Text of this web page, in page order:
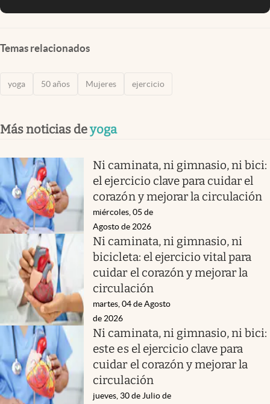
Temas relacionados
yoga 50 años Mujeres ejercicio
Más noticias deyoga
Ni caminata, ni gimnasio, ni bici:
el ejercicio clave para cuidar el
corazón y mejorar la circulación
miércoles, 05 de
Agosto de 2026
Ni caminata, ni gimnasio, ni
bicicleta: el ejercicio vital para
cuidar el corazón y mejorar la
circulación
martes, 04 de Agosto
de 2026
Ni caminata, ni gimnasio, ni bici:
este es el ejercicio clave para
cuidar el corazón y mejorar la
circulación
jueves, 30 de Julio de